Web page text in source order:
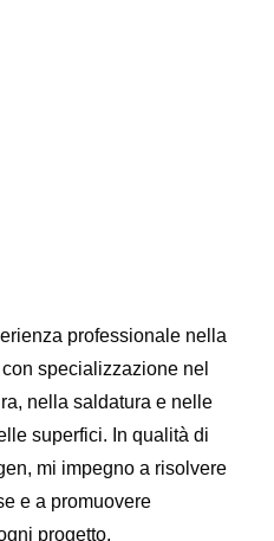
professionale nella
specializzazione nel
nella saldatura e nelle
superfici. In qualità di
mi impegno a risolvere
e a promuovere
progetto.